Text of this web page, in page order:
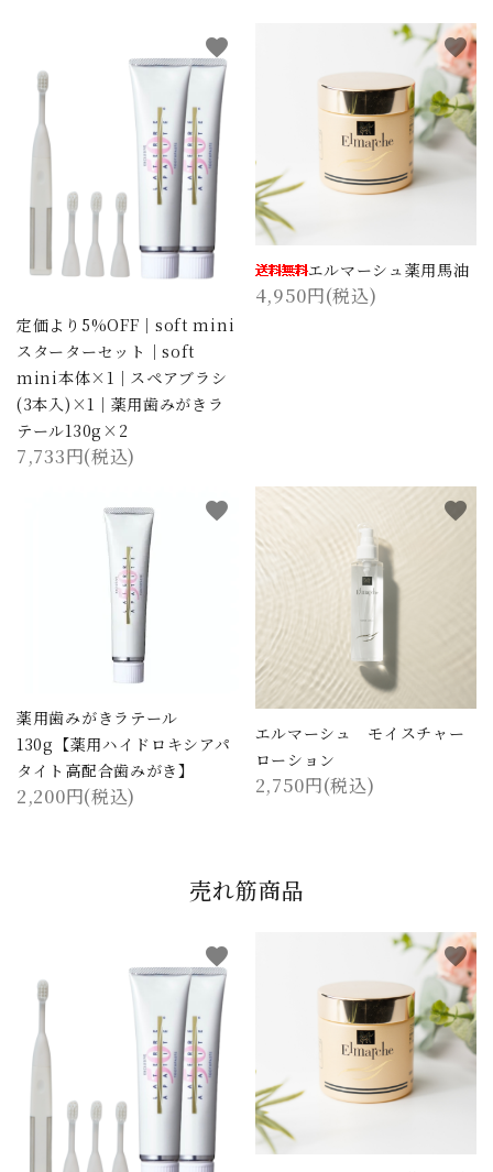
定価より5%OFF｜soft mini
スターターセット｜soft
mini本体×1｜スペアブラシ
(3本入)×1｜薬用歯みがきラ
テール130g×2
7,733円(税込)
favorite
エルマーシュ薬用馬油
4,950円(税込)
favorite
薬用歯みがきラテール
130g【薬用ハイドロキシアパ
タイト高配合歯みがき】
2,200円(税込)
favorite
エルマーシュ モイスチャー
ローション
2,750円(税込)
favorite
売れ筋商品
favorite favorite